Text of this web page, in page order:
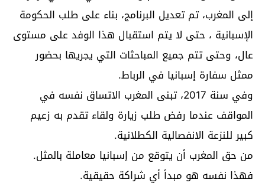
إلى المغرب، تم تعديل البرنامج، بناء على طلب الحكومة
الإسبانية ، حتى لا يتم استقبال هذا الوفد على مستوى
عال، وحتى تتم جميع المباحثات التي يجريها بحضور
ممثل سفارة إسبانيا في الرباط.
وفي سنة 2017، تبنى المغرب الاتساق نفسه في
المواقف عندما رفض طلب زيارة ولقاء تقدم به زعيم
كبير للنزعة الانفصالية الكطلانية.
من حق المغرب أن يتوقع من إسبانيا معاملة بالمثل.
فهذا نفسه هو مبدأ أي شراكة حقيقية.